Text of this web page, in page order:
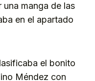
una manga de las
en el apartado
el bonito
Méndez con